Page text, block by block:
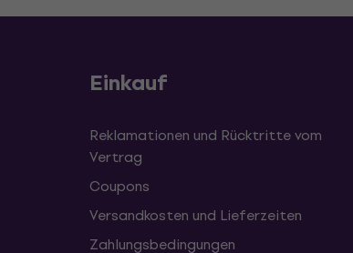
Einkauf
Reklamationen und Rücktritte vom
Vertrag
Coupons
Versandkosten und Lieferzeiten
Zahlungsbedingungen